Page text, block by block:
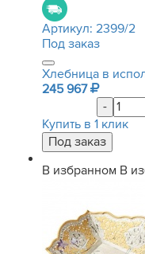
Артикул: 2399/2
Под заказ
Хлебница в
245 967
-
Купить в 1 клик
В избранном В